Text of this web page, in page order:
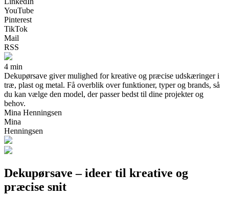
YouTube
Pinterest
TikTok
Mail
RSS
4 min
Dekupørsave giver mulighed for kreative og præcise udskæringer i
træ, plast og metal. Få overblik over funktioner, typer og brands, så
du kan vælge den model, der passer bedst til dine projekter og
behov.
Mina Henningsen
Mina
Henningsen
Dekupørsave – ideer til kreative og
præcise snit